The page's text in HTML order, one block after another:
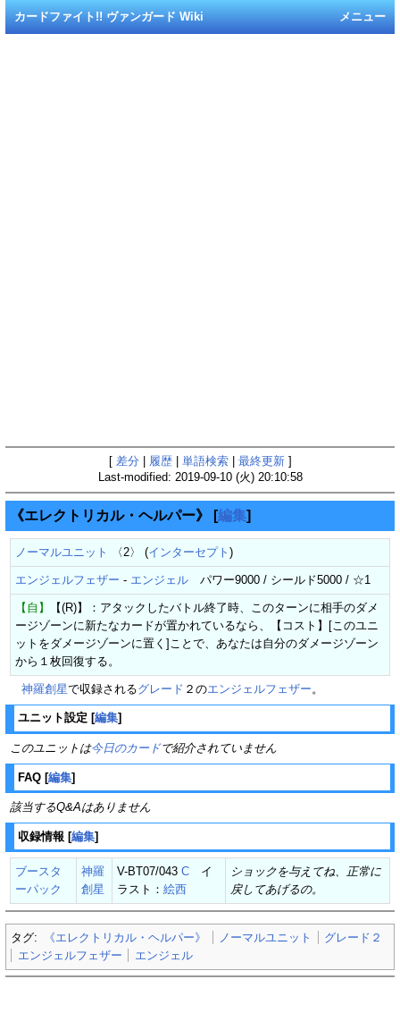
メニュー
カードファイト!! ヴァンガード Wiki
[ 差分 履歴| 単語検索| 最終更新]
Last-modified: 2019-09-10 (火) 20:10:58
《エレクトリカル・ヘルパー》 [編集]
ノーマルユニット 〈2〉 (インターセプト )
エンジェルフェザー - エンジェル パワー9000 / シールド5000 / ☆1
【自】
【(R)】：アタックしたバトル終了時、このターンに相手のダメ
ージゾーンに新たなカードが置かれているなら、【コスト】[このユニ
ットをダメージゾーンに置く]ことで、あなたは自分のダメージゾーン
から１枚回復する。
神羅創星で収録されるグレード ２のエンジェルフェザー。
ユニット設定 [編集]
このユニットは今日のカードで紹介されていません
FAQ [編集]
該当するQ&Aはありません
収録情報 [編集]
ブースタ
ーパック
神羅
創星
V-BT07/043 C イ
ラスト： 絵西
ショックを与えてね、正常に
戻してあげるの。
タグ: 《エレクトリカル・ヘルパー》 ノーマルユニット
グレード２
エンジェルフェザー
エンジェル